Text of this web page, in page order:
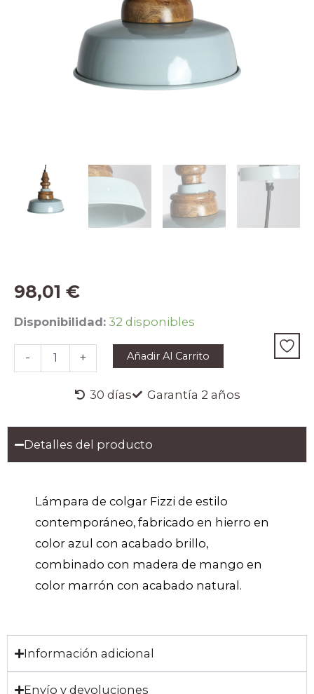
98,01 €
Disponibilidad: 32 disponibles
-
LÁMPARA
COLGAR
FIZZI
cantidad
+ Añadir Al Carrito
30 días Garantía 2 años
Detalles del producto
Lámpara de colgar Fizzi de estilo
contemporáneo, fabricado en hierro en
color azul con acabado brillo,
combinado con madera de mango en
color marrón con acabado natural.
Información adicional
Envío y devoluciones